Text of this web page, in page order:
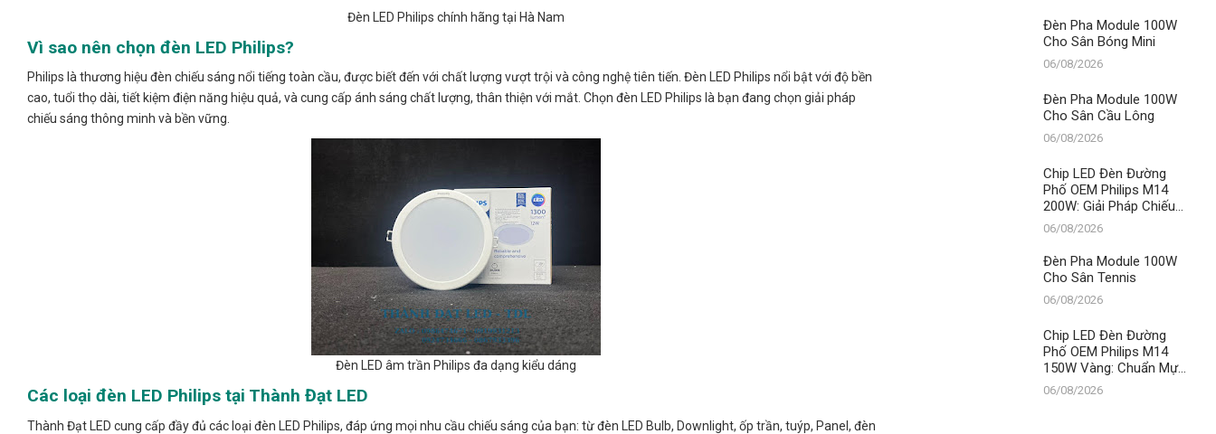
Đèn LED Philips chính hãng tại Hà Nam
Vì sao nên chọn đèn LED Philips?
Philips là thương hiệu đèn chiếu sáng nổi tiếng toàn cầu, được biết đến với chất lượng vượt trội và công nghệ tiên tiến. Đèn LED Philips nổi bật với độ bền
cao, tuổi thọ dài, tiết kiệm điện năng hiệu quả, và cung cấp ánh sáng chất lượng, thân thiện với mắt. Chọn đèn LED Philips là bạn đang chọn giải pháp
chiếu sáng thông minh và bền vững.
Đèn LED âm trần Philips đa dạng kiểu dáng
Các loại đèn LED Philips tại Thành Đạt LED
Thành Đạt LED cung cấp đầy đủ các loại đèn LED Philips, đáp ứng mọi nhu cầu chiếu sáng của bạn: từ đèn LED Bulb, Downlight, ốp trần, tuýp, Panel, đèn
Đèn Pha Module 100W
Cho Sân Bóng Mini
06/08/2026
Đèn Pha Module 100W
Cho Sân Cầu Lông
06/08/2026
Chip LED Đèn Đường
Phố OEM Philips M14
200W: Giải Pháp Chiếu
Sáng Đỉnh Cao, Khẳng
Định Vị Thế Số 1 Của
Thành Đạt LED
06/08/2026
Đèn Pha Module 100W
Cho Sân Tennis
06/08/2026
Chip LED Đèn Đường
Phố OEM Philips M14
150W Vàng: Chuẩn Mực
Chiếu Sáng Đô Thị,
Khẳng Định Vị Thế Số 1
06/08/2026